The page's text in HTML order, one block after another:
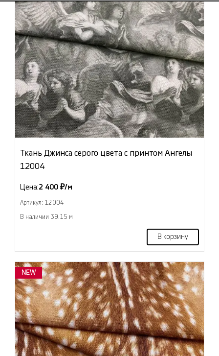
Ткань Джинса серого цвета с принтом Ангелы
12004
Цена:2 400 ₽/м
Артикул: 12004
В наличии 39.15 м
В корзину
NEW